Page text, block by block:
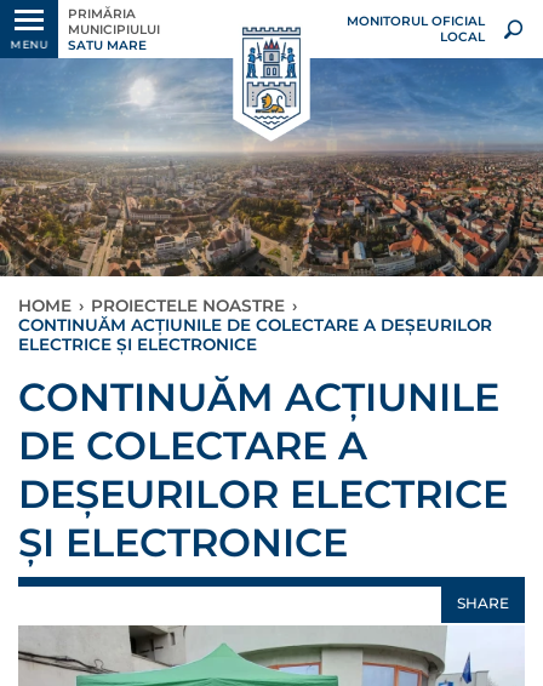
MENU
PRIMĂRIA
MUNICIPIULUI
SATU MARE
MONITORUL OFICIAL
LOCAL
HOME › PROIECTELE NOASTRE ›
CONTINUĂM ACȚIUNILE DE COLECTARE A DEȘEURILOR
ELECTRICE ȘI ELECTRONICE
CONTINUĂM ACȚIUNILE
DE COLECTARE A
DEȘEURILOR ELECTRICE
ȘI ELECTRONICE
SHARE